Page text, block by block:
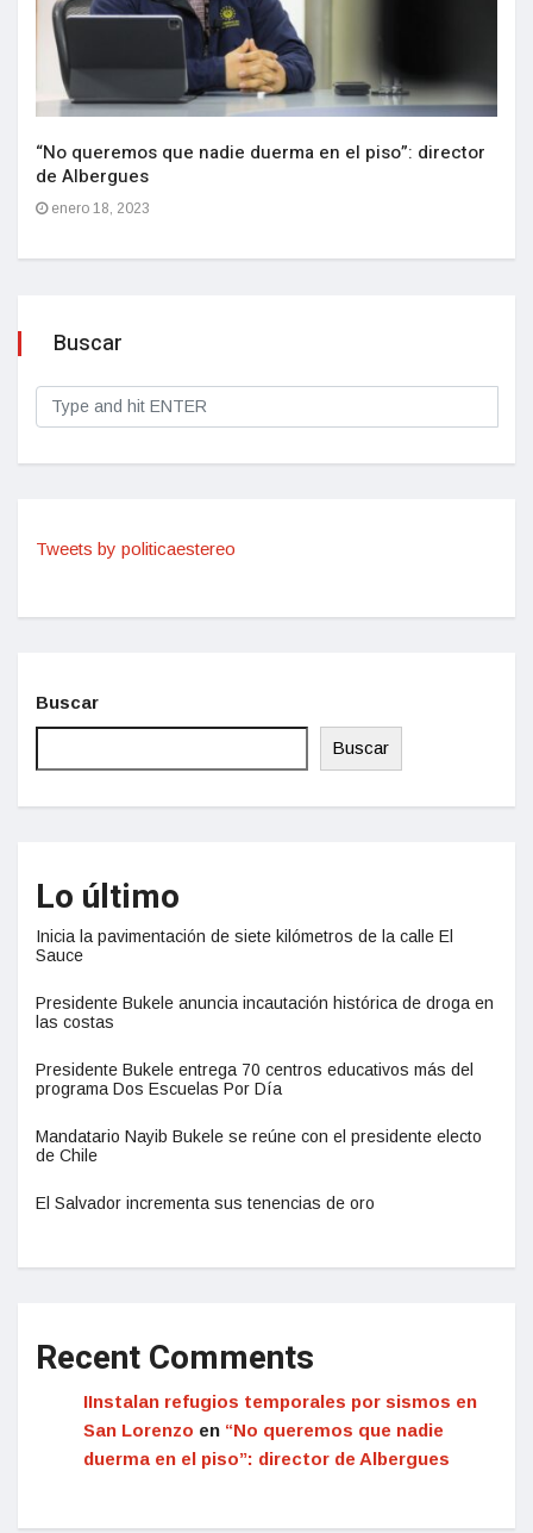
“No queremos que nadie duerma en el piso”: director
de Albergues
enero 18, 2023
Buscar
Tweets by politicaestereo
Buscar
Buscar
Lo último
Inicia la pavimentación de siete kilómetros de la calle El
Sauce
Presidente Bukele anuncia incautación histórica de droga en
las costas
Presidente Bukele entrega 70 centros educativos más del
programa Dos Escuelas Por Día
Mandatario Nayib Bukele se reúne con el presidente electo
de Chile
El Salvador incrementa sus tenencias de oro
Recent Comments
IInstalan refugios temporales por sismos en
San Lorenzo en “No queremos que nadie
duerma en el piso”: director de Albergues